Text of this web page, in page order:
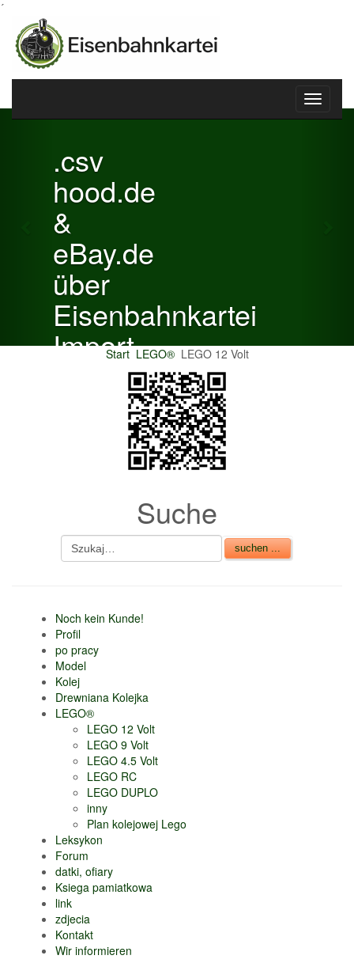
´
Toggle
.csv
hood.de
&
eBay.de
über
Eisenbahnkartei
Import
Verkaufsbetrag an
Gebühren je Inserat
CSV Import
Previous
Start LEGO® LEGO 12 Volt
Suche
Noch kein Kunde!
Profil
po pracy
Model
Kolej
Drewniana Kolejka
LEGO®
LEGO 12 Volt
LEGO 9 Volt
LEGO 4.5 Volt
LEGO RC
LEGO DUPLO
inny
Plan kolejowej Lego
Leksykon
Forum
datki, ofiary
Ksiega pamiatkowa
link
zdjecia
Kontakt
Wir informieren